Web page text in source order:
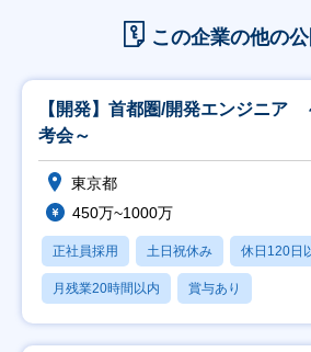
この企業の他の
【開発】首都圏/開発エンジニア
考会～
東京都
450万~1000万
正社員採用 土日祝休み 休日120日
月残業20時間以内 賞与あり